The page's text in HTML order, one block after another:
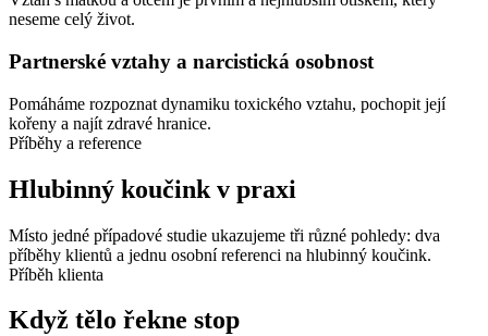
neseme celý život.
Partnerské vztahy a narcistická osobnost
Pomáháme rozpoznat dynamiku toxického vztahu, pochopit její
kořeny a najít zdravé hranice.
Příběhy a reference
Hlubinný koučink v praxi
Místo jedné případové studie ukazujeme tři různé pohledy: dva
příběhy klientů a jednu osobní referenci na hlubinný koučink.
Příběh klienta
Když tělo řekne stop